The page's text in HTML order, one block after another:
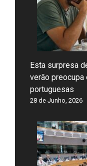
Esta surpresa
verão
portuguesas
28 de Junho, 2026